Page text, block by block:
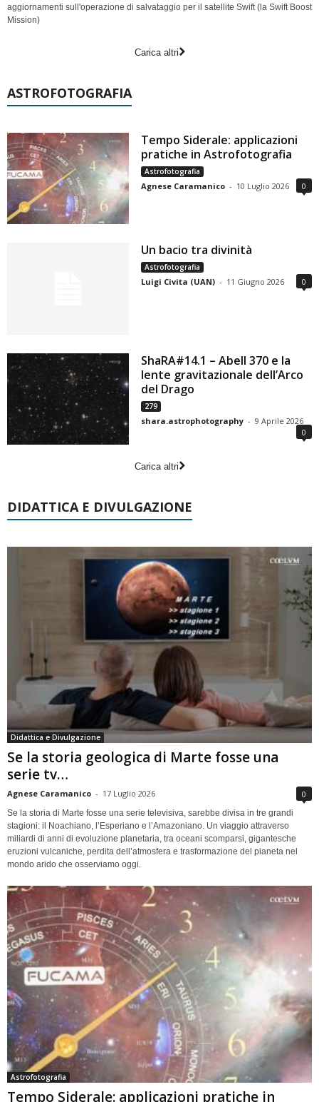
aggiornamenti sull'operazione di salvataggio per il satellite Swift (la Swift Boost
Mission)
Carica altri
ASTROFOTOGRAFIA
Tempo Siderale: applicazioni
pratiche in Astrofotografia
Astrofotografia
Agnese Caramanico - 10 Luglio 2026 0
Un bacio tra divinità
Astrofotografia
Luigi Civita (UAN) - 11 Giugno 2026 0
ShaRA#14.1 – Abell 370 e la
lente gravitazionale dell’Arco
del Drago
279
shara.astrophotography - 9 Aprile 2026
0
Carica altri
DIDATTICA E DIVULGAZIONE
Didattica e Divulgazione
Se la storia geologica di Marte fosse una
serie tv…
Agnese Caramanico - 17 Luglio 2026 0
Se la storia di Marte fosse una serie televisiva, sarebbe divisa in tre grandi
stagioni: il Noachiano, l’Esperiano e l’Amazoniano. Un viaggio attraverso
miliardi di anni di evoluzione planetaria, tra oceani scomparsi, gigantesche
eruzioni vulcaniche, perdita dell’atmosfera e trasformazione del pianeta nel
mondo arido che osserviamo oggi.
Astrofotografia
Tempo Siderale: applicazioni pratiche in